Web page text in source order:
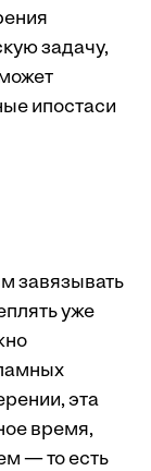
задачу,
ипостаси
завязывать
уже
эта
время,
— то есть